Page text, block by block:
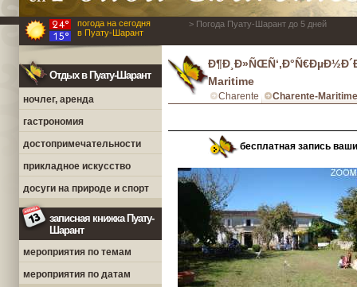
погода на сегодня
в Пуату-Шарант
> Погода Пуату-Шарант до 5 дней
Отдых в Пуату-Шарант
ночлег, аренда
гастрономия
достопримечательности
прикладное искусство
досуги на природе и спорт
записная книжка Пуату-
Шарант
мероприятия по темам
мероприятия по датам
Maritime
Charente Charente-Maritime
бесплатная запись